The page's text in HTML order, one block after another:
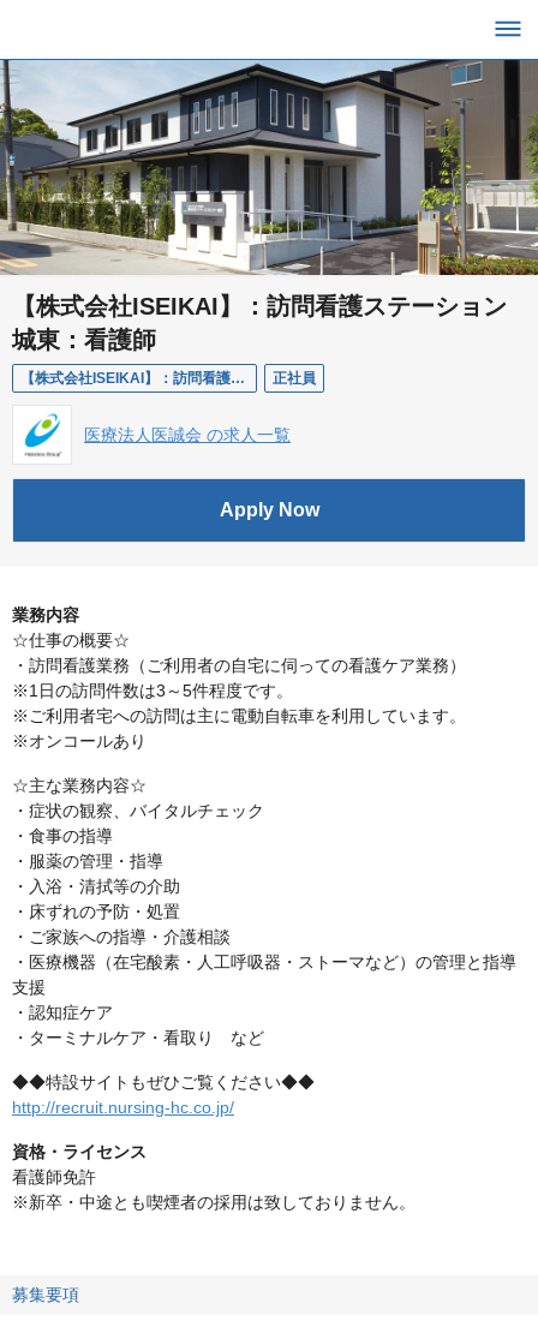
【株式会社ISEIKAI】：訪問看護ステーション
城東：看護師
【株式会社ISEIKAI】：訪問看護ステーション城東：看護師 正社員
医療法人医誠会 の求人一覧
Apply Now
業務内容
☆仕事の概要☆
・訪問看護業務（ご利用者の自宅に伺っての看護ケア業務）
※1日の訪問件数は3～5件程度です。
※ご利用者宅への訪問は主に電動自転車を利用しています。
※オンコールあり
☆主な業務内容☆
・症状の観察、バイタルチェック
・食事の指導
・服薬の管理・指導
・入浴・清拭等の介助
・床ずれの予防・処置
・ご家族への指導・介護相談
・医療機器（在宅酸素・人工呼吸器・ストーマなど）の管理と指導
支援
・認知症ケア
・ターミナルケア・看取り など
◆◆特設サイトもぜひご覧ください◆◆
http://recruit.nursing-hc.co.jp/
資格・ライセンス
看護師免許
※新卒・中途とも喫煙者の採用は致しておりません。
募集要項